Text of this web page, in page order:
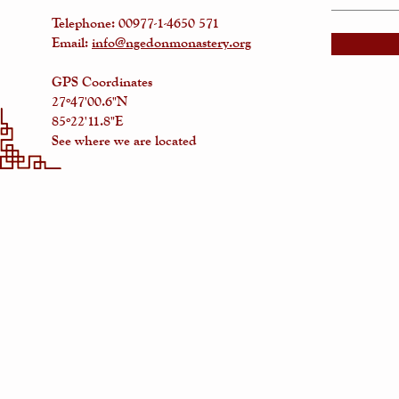
Telephone:00977-1-4650 571
Email:info@ngedonmonastery.org
GPS Coordinates
27º47'00.6"N
85º22'11.8"E
See where we are located